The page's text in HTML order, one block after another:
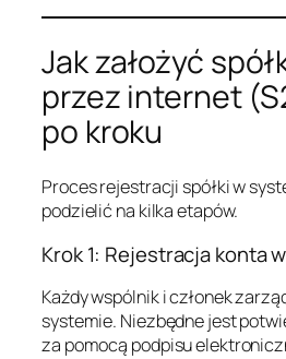
Jak założyć
przez internet
po kroku
Proces rejestracji spółki w
podzielić na kilka etapów.
Krok 1: Rejestracja konta
Każdy wspólnik i członek
systemie. Niezbędne jest
za pomocą podpisu